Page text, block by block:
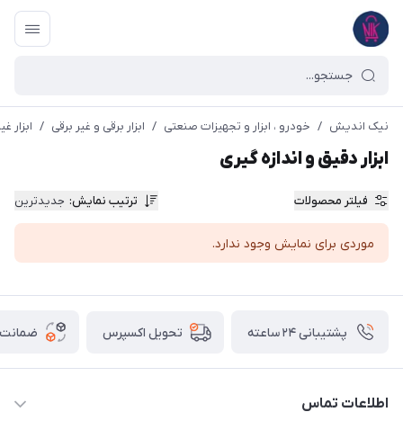
نیک اندیش / خودرو ، ابزار و تجهیزات صنعتی / ابزار برقی و غیر برقی / ابزار
ابزار دقیق و اندازه گیری
فیلتر محصولات ترتیب نمایش: جدیدترین
موردی برای نمایش وجود ندارد.
پشتیبانی ۲۴ ساعته تحویل اکسپرس ضمانت
اطلاعات تماس